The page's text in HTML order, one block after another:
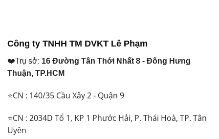
Công ty TNHH TM DVKT Lê Phạm
❤️Trụ sở: 16 Đường Tân Thới Nhất 8 - Đông Hưng
Thuận, TP.HCM
⭐CN : 140/35 Cầu Xây 2 - Quận 9
⭐CN : 2034D Tổ 1, KP 1 Phước Hải, P. Thái Hoà, TP. Tân
Uyên